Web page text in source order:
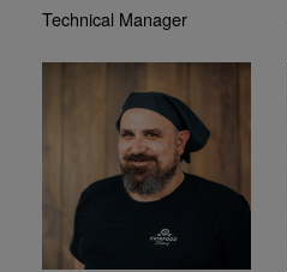
Technical Manager